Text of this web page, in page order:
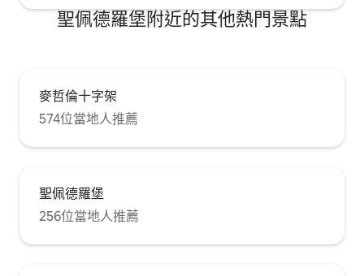
聖佩德羅堡附近的其他熱門景點
麥哲倫十字架
574位當地人推薦
聖佩德羅堡
256位當地人推薦